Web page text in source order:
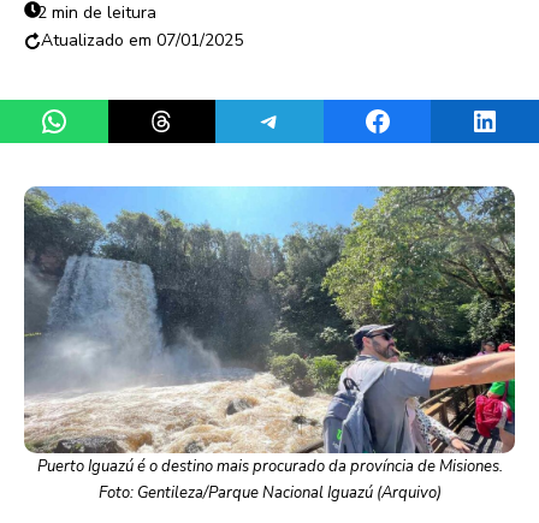
2 min de leitura
07/01/2025
Share on WhatsAppShare on ThreadsShare on TelegramShare on Facebook
Puerto Iguazú é o destino mais procurado da província de Misiones.
Foto: Gentileza/Parque Nacional Iguazú (Arquivo)